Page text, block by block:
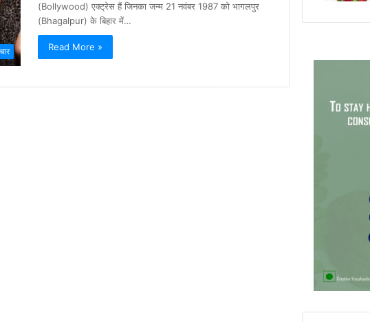
(Bollywood) एक्ट्रेस हैं जिनका जन्म 21 नवंबर 1987 को भागलपुर
(Bhagalpur) के बिहार में…
Read More »